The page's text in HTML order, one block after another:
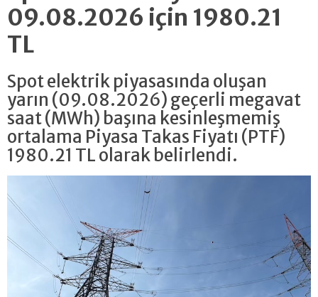
09.08.2026 için 1980.21
TL
Spot elektrik piyasasında oluşan
yarın (09.08.2026) geçerli megavat
saat (MWh) başına kesinleşmemiş
ortalama Piyasa Takas Fiyatı (PTF)
1980.21 TL olarak belirlendi.